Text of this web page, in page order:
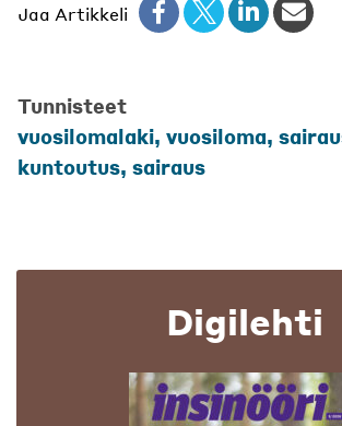
Jaa Artikkeli
Tunnisteet
vuosilomalaki, vuosiloma,
kuntoutus, sairaus
Digilehti